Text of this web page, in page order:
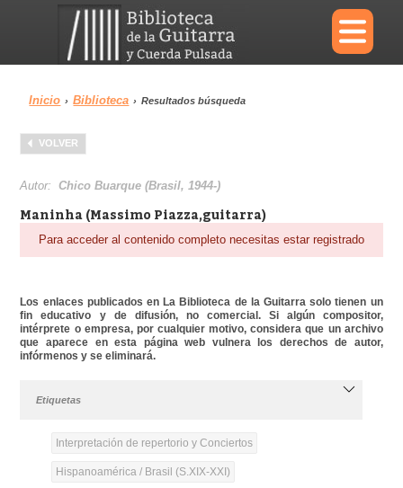
×
Menu
Biblioteca
Inicio › Biblioteca › Resultados búsqueda
VOLVER
Autor:Chico Buarque (Brasil, 1944-)
Maninha (Massimo Piazza,guitarra)
Para acceder al contenido completo necesitas estar registrado
Los enlaces publicados en La Biblioteca de la Guitarra solo tienen un
fin educativo y de difusión, no comercial. Si algún compositor,
intérprete o empresa, por cualquier motivo, considera que un archivo
que aparece en esta página web vulnera los derechos de autor,
infórmenos y se eliminará.
Etiquetas
Interpretación de repertorio y Conciertos
Hispanoamérica / Brasil (S.XIX-XXI)